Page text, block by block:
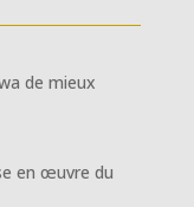
de mieux
en œuvre du